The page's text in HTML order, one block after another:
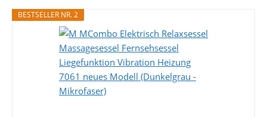
BESTSELLER NR. 2